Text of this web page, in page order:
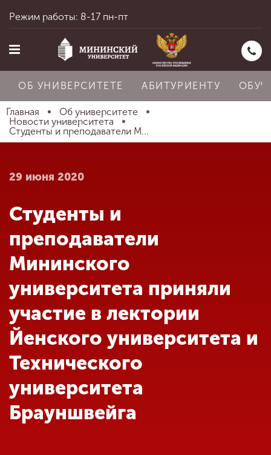
Главная
Абитуриенту
Обучение
Наука
Международная
деятельность
Другие виды
деятельности
Режим работы: 8-17 пн-пт
ОБ УНИВЕРСИТЕТЕ АБИТУРИЕНТУ
Главная
Об университете
Новости университета
Студенты и преподаватели М...
29 июня 2020
Студенты и
преподаватели
Мининского
университета приняли
участие в лектории
Йенского университета и
Технического
университета
Брауншвейга